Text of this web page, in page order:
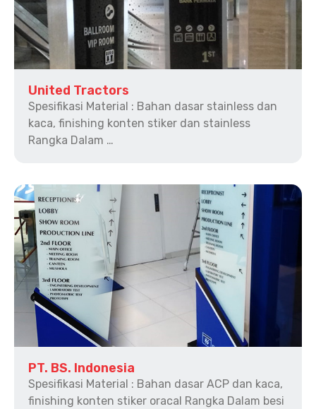
United Tractors
Spesifikasi Material : Bahan dasar stainless dan
kaca, finishing konten stiker dan stainless
Rangka Dalam …
PT. BS. Indonesia
Spesifikasi Material : Bahan dasar ACP dan kaca,
finishing konten stiker oracal Rangka Dalam besi